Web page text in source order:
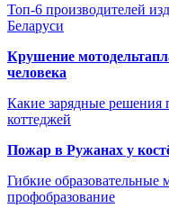
Топ-6 производителей
Беларуси
Крушение
человека
Какие зарядные решения
коттеджей
Пожар в Ружанах у
Гибкие
профобразование